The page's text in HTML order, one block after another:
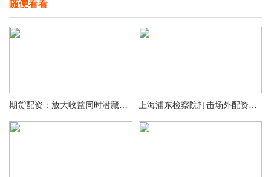
随便看看
期货配资：放大收益同时潜藏风险，操作流程及风险全解析 上海浦东检察院打击场外配资犯罪：股民不应被配资假象迷惑